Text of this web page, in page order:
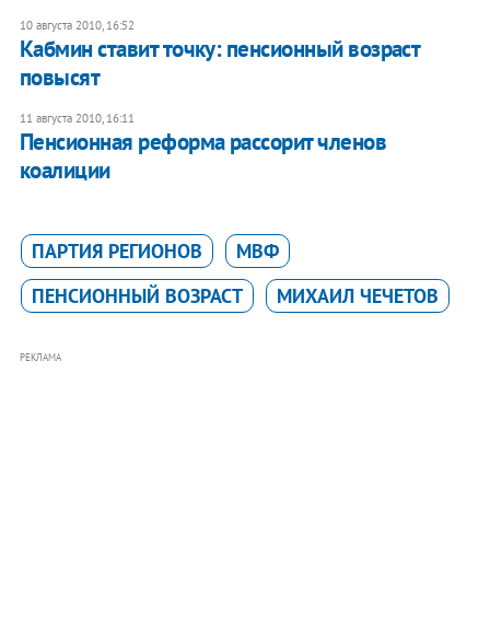
10 августа 2010, 16:52
Кабмин ставит точку: пенсионный возраст
повысят
11 августа 2010, 16:11
Пенсионная реформа рассорит членов
коалиции
ПАРТИЯ РЕГИОНОВ
МВФ
ПЕНСИОННЫЙ ВОЗРАСТ
МИХАИЛ ЧЕЧЕТОВ
РЕКЛАМА